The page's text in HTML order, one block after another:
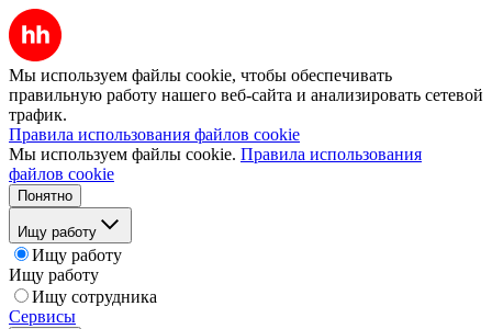
Мы используем файлы cookie, чтобы обеспечивать
правильную работу нашего веб-сайта и анализировать сетевой
трафик.
Правила использования файлов cookie
Мы используем файлы cookie. Правила использования
файлов cookie
Понятно
Ищу работу
Ищу работу
Ищу работу
Ищу сотрудника
Сервисы